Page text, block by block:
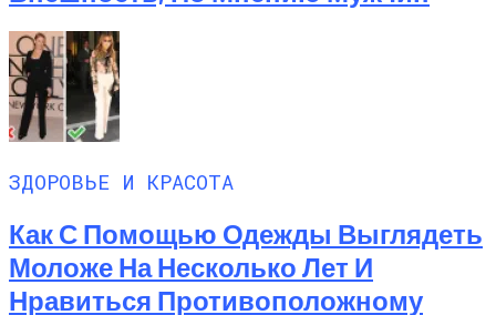
ЗДОРОВЬЕ И КРАСОТА
Как С Помощью Одежды Выглядеть
Моложе На Несколько Лет И
Нравиться Противоположному